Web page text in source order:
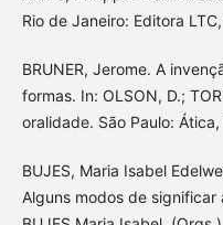
Rio de Janeiro: Editora
BRUNER, Jerome. A
formas. In: OLSON, D.;
oralidade. São Paulo:
BUJES, Maria Isabel
Alguns modos de significar